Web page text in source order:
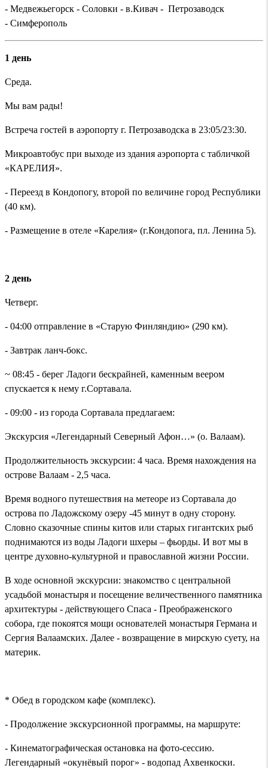
- Медвежьегорск - Соловки - в.Кивач - Петрозаводск
- Симферополь
1 день
Среда.
Мы вам рады!
Встреча гостей в аэропорту г. Петрозаводска в 23:05/23:30.
Микроавтобус при выходе из здания аэропорта с табличкой
«КАРЕЛИЯ».
- Переезд в Кондопогу, второй по величине город Республики
(40 км).
- Размещение в отеле «Карелия» (г.Кондопога, пл. Ленина 5).
2 день
Четверг.
- 04:00 отправление в «Старую Финляндию» (290 км).
- Завтрак ланч-бокс.
~ 08:45 - берег Ладоги бескрайней, каменным веером
спускается к нему г.Сортавала.
- 09:00 - из города Сортавала предлагаем:
Экскурсия «Легендарный Северный Афон…» (о. Валаам).
Продолжительность экскурсии: 4 часа. Время нахождения на
острове Валаам - 2,5 часа.
Время водного путешествия на метеоре из Сортавала до
острова по Ладожскому озеру -45 минут в одну сторону.
Словно сказочные спины китов или старых гигантских рыб
поднимаются из воды Ладоги шхеры – фьорды. И вот мы в
центре духовно-культурной и православной жизни России.
В ходе основной экскурсии: знакомство с центральной
усадьбой монастыря и посещение величественного памятника
архитектуры - действующего Спаса - Преображенского
собора, где покоятся мощи основателей монастыря Германа и
Сергия Валаамских. Далее - возвращение в мирскую суету, на
материк.
* Обед в городском кафе (комплекс).
- Продолжение экскурсионной программы, на маршруте:
- Кинематографическая остановка на фото-сессию.
Легендарный «окунёвый порог» - водопад Ахвенкоски.